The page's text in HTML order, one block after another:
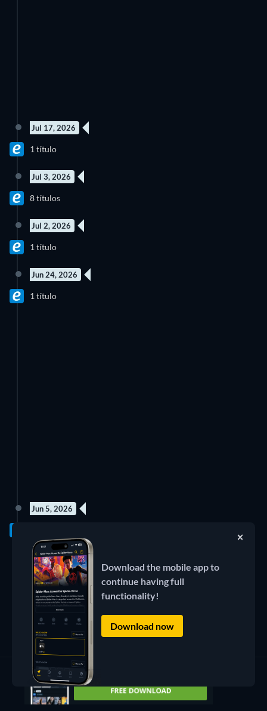
Jul 17, 2026
1 título
Jul 3, 2026
8 títulos
Jul 2, 2026
1 título
Jun 24, 2026
1 título
Jun 5, 2026
¡Has llegado al final de la lista!
Prueba a quitar algunos filtros e inténtalo de nuevo.
Download the mobile app to
continue having full
functionality!
Download now